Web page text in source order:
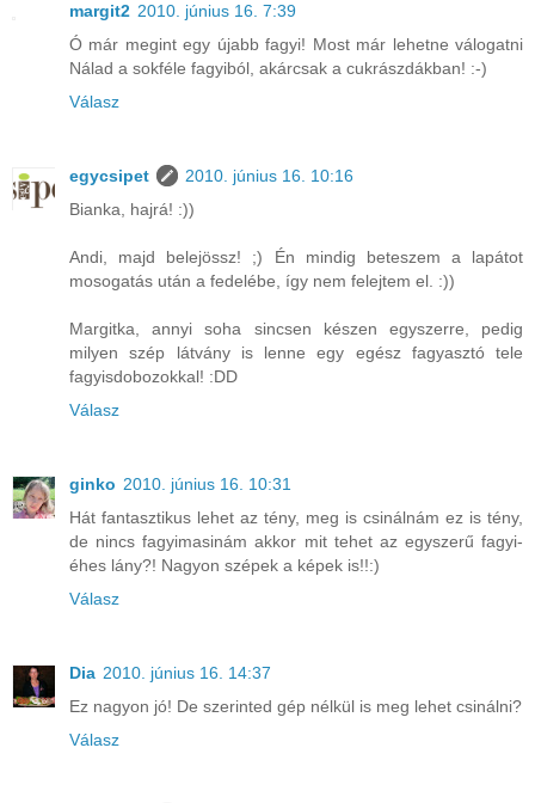
margit2 2010. június 16. 7:39
Ó már megint egy újabb fagyi! Most már lehetne válogatni
Nálad a sokféle fagyiból, akárcsak a cukrászdákban! :-)
Válasz
egycsipet
2010. június 16. 10:16
Bianka, hajrá! :))
Andi, majd belejössz! ;) Én mindig beteszem a lapátot
mosogatás után a fedelébe, így nem felejtem el. :))
Margitka, annyi soha sincsen készen egyszerre, pedig
milyen szép látvány is lenne egy egész fagyasztó tele
fagyisdobozokkal! :DD
Válasz
ginko 2010. június 16. 10:31
Hát fantasztikus lehet az tény, meg is csinálnám ez is tény,
de nincs fagyimasinám akkor mit tehet az egyszerű fagyi-
éhes lány?! Nagyon szépek a képek is!!:)
Válasz
Dia 2010. június 16. 14:37
Ez nagyon jó! De szerinted gép nélkül is meg lehet csinálni?
Válasz